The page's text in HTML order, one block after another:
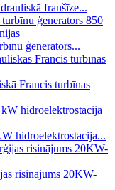
franšīze...
ģenerators...
Francis turbīnas
hidroelektrostacija...
risinājums 20KW-